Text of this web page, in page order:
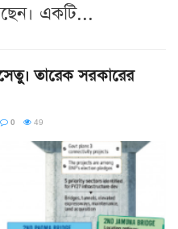
একটি...
তারেক সরকারের
0 49